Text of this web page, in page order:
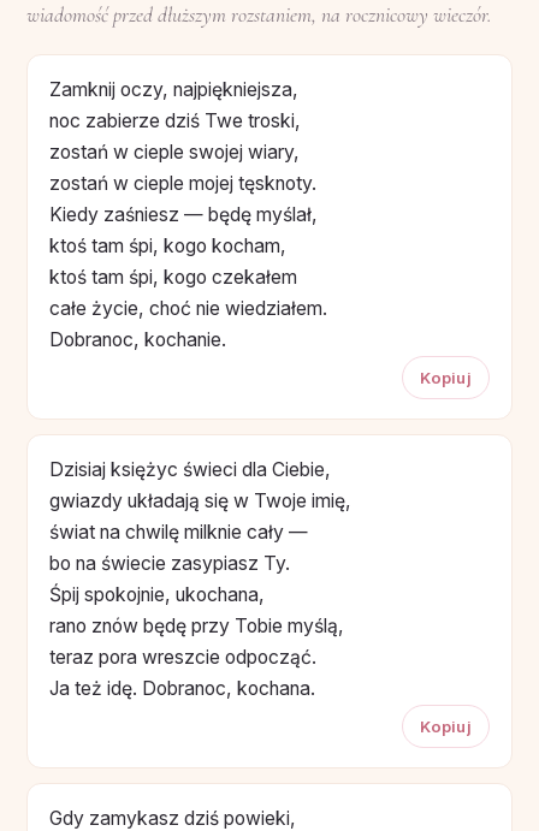
wiadomość przed dłuższym rozstaniem, na rocznicowy wieczór.
Zamknij oczy, najpiękniejsza,
noc zabierze dziś Twe troski,
zostań w cieple swojej wiary,
zostań w cieple mojej tęsknoty.
Kiedy zaśniesz — będę myślał,
ktoś tam śpi, kogo kocham,
ktoś tam śpi, kogo czekałem
ca­łe życie, choć nie wiedziałem.
Dobranoc, kochanie.
Kopiuj
Dzisiaj księżyc świeci dla Ciebie,
gwiazdy układają się w Twoje imię,
świat na chwilę milknie cały —
bo na świecie zasypiasz Ty.
Śpij spokojnie, ukochana,
rano znów będę przy Tobie myślą,
teraz pora wreszcie odpocząć.
Ja też idę. Dobranoc, kochana.
Kopiuj
Gdy zamykasz dziś powieki,